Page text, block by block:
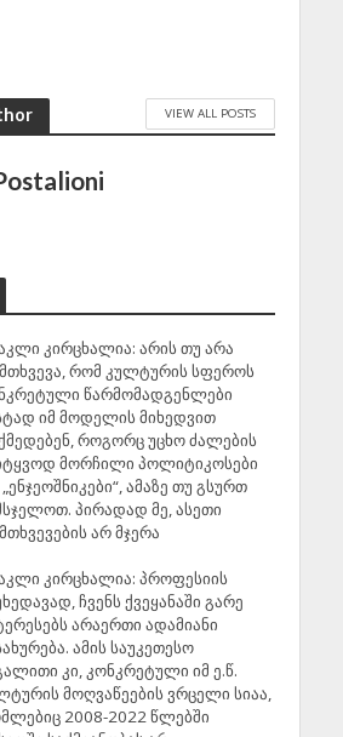
VIEW ALL POSTS
კირცხალია: არის თუ არა
რომ კულტურის სფეროს
წარმომადგენლები
იმ მოდელის მიხედვით
როგორც უცხო ძალების
მორჩილი პოლიტიკოსები
ამაზე თუ გსურთ
პირადად მე, ასეთი
არ მჯერა
კირცხალია: პროფესიის
ჩვენს ქვეყანაში გარე
არაერთი ადამიანი
ამის საუკეთესო
კი, კონკრეტული იმ ე.წ.
მოღვაწეების ვრცელი სიაა,
2008-2022 წლებში